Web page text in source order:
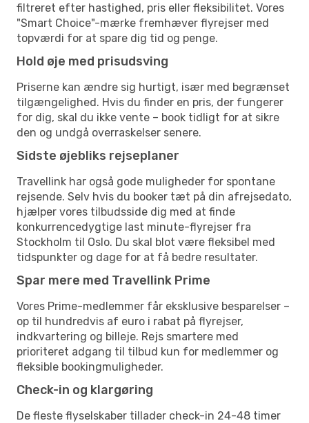
filtreret efter hastighed, pris eller fleksibilitet. Vores
"Smart Choice"-mærke fremhæver flyrejser med
topværdi for at spare dig tid og penge.
Hold øje med prisudsving
Priserne kan ændre sig hurtigt, især med begrænset
tilgængelighed. Hvis du finder en pris, der fungerer
for dig, skal du ikke vente – book tidligt for at sikre
den og undgå overraskelser senere.
Sidste øjebliks rejseplaner
Travellink har også gode muligheder for spontane
rejsende. Selv hvis du booker tæt på din afrejsedato,
hjælper vores tilbudsside dig med at finde
konkurrencedygtige last minute-flyrejser fra
Stockholm til Oslo. Du skal blot være fleksibel med
tidspunkter og dage for at få bedre resultater.
Spar mere med Travellink Prime
Vores Prime-medlemmer får eksklusive besparelser –
op til hundredvis af euro i rabat på flyrejser,
indkvartering og billeje. Rejs smartere med
prioriteret adgang til tilbud kun for medlemmer og
fleksible bookingmuligheder.
Check-in og klargøring
De fleste flyselskaber tillader check-in 24-48 timer